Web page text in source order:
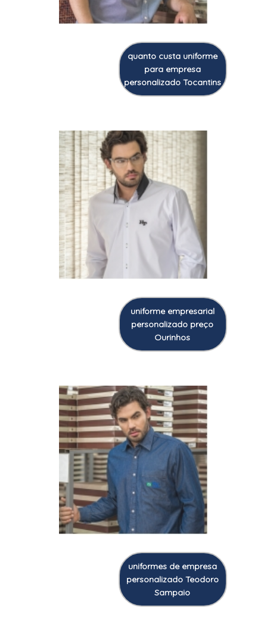
quanto custa uniforme
para empresa
personalizado Tocantins
uniforme empresarial
personalizado preço
Ourinhos
uniformes de empresa
personalizado Teodoro
Sampaio